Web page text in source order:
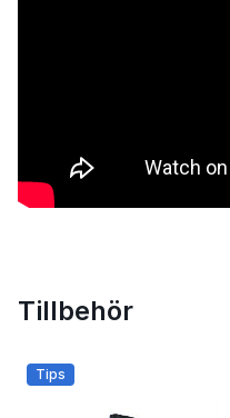
Tillbehör
Tips